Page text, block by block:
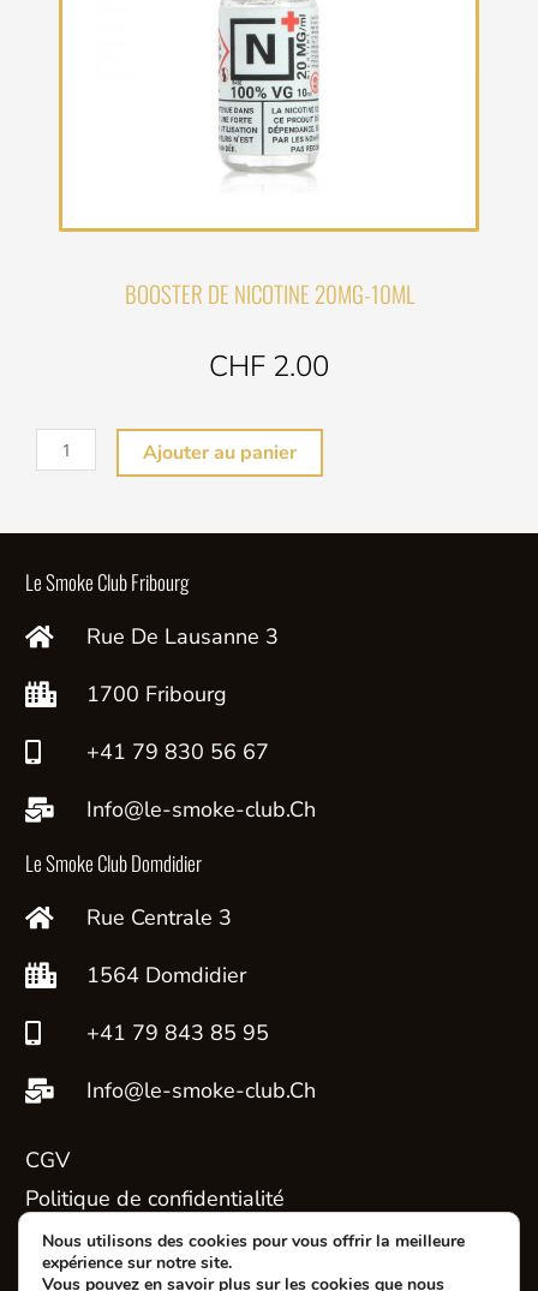
BOOSTER DE NICOTINE 20MG-10ML
CHF 2.00
quantité
de
NICOTINE
-10ML
Ajouter au panier
Le Smoke Club Fribourg
Rue De Lausanne 3
1700 Fribourg
+41 79 830 56 67
Info@le-smoke-club.Ch
Le Smoke Club Domdidier
Rue Centrale 3
1564 Domdidier
+41 79 843 85 95
Info@le-smoke-club.Ch
CGV
Politique de confidentialité
Contact
Mon compte
Nous utilisons des cookies pour vous offrir la meilleure
expérience sur notre site.
Vous pouvez en savoir plus sur les cookies que nous